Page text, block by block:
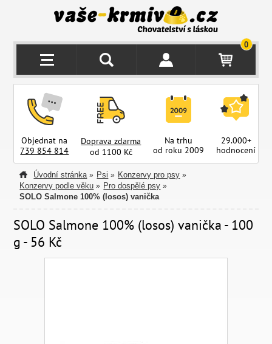
0
Objednat na
739 854 814
Doprava zdarma
od 1100 Kč
Na trhu
od roku 2009
29.000+
hodnocení
Úvodní stránka » Psi » Konzervy pro psy »
Konzervy podle věku » Pro dospělé psy »
SOLO Salmone 100% (losos) vanička
SOLO Salmone 100% (losos) vanička - 100
g - 56 Kč